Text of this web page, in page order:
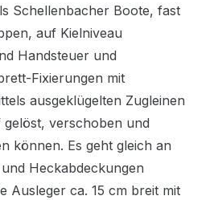
Schellenbacher Boote, fast
auf Kielniveau
Handsteuer und
Fixierungen mit
ausgeklügelten Zugleinen
gelöst, verschoben und
können. Es geht gleich an
Heckabdeckungen
Ausleger ca. 15 cm breit mit